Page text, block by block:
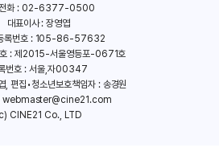
전화 : 02-6377-0500
대표이사 : 장영엽
록번호 : 105-86-57632
호 : 제2015-서울영등포-0671호
번호 : 서울,자00347
, 편집•청소년보호책임자 : 송경원
webmaster@cine21.com
CINE21 Co., LTD